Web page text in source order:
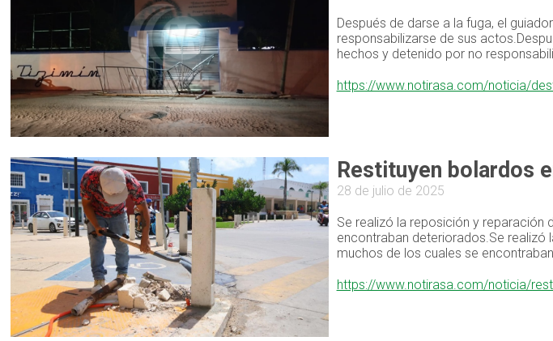
Después de darse a la fuga, el
responsabilizarse de sus
hechos y detenido por no
https://www.notirasa.com/noticia/
Restituyen bolardos
28 de julio de 2025
Se realizó la reposición y reparación
encontraban deteriorados.Se realizó
muchos de los cuales se
https://www.notirasa.com/noticia/